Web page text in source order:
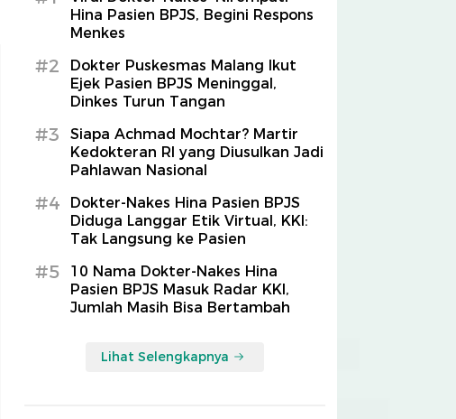
Hina Pasien BPJS, Begini Respons
Menkes
#2
Dokter Puskesmas Malang Ikut
Ejek Pasien BPJS Meninggal,
Dinkes Turun Tangan
#3
Siapa Achmad Mochtar? Martir
Kedokteran RI yang Diusulkan Jadi
Pahlawan Nasional
#4
Dokter-Nakes Hina Pasien BPJS
Diduga Langgar Etik Virtual, KKI:
Tak Langsung ke Pasien
#5
10 Nama Dokter-Nakes Hina
Pasien BPJS Masuk Radar KKI,
Jumlah Masih Bisa Bertambah
Lihat Selengkapnya